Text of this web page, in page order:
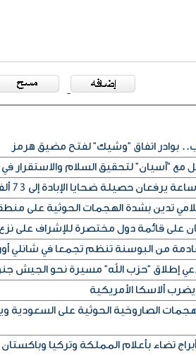
مع "آسيان" لتحقيق السلام والاستقرار
تدين بشدة الهجمات الحوثية على
على قائمة دول مختصرة للإشراف على
من البوسنة تنظم تجمعا في شانلي
إطلاق "حزب الله" مسيرة نحو الجيش
الصاروخية الحوثية على السعودية
تضاء بأعلام المملكة وتركيا وباكستان